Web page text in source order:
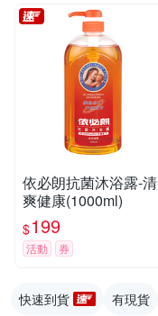
依必朗抗菌沐浴露-清
爽健康(1000ml)
$199
活動 券
快速到貨 有現貨